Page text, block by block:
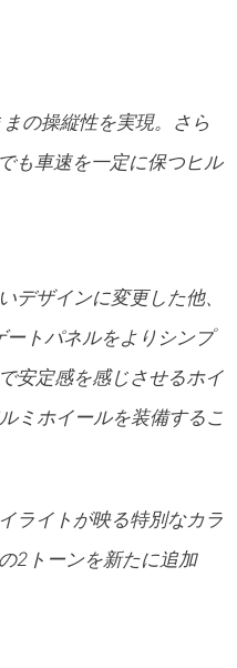
の操縦性を実現。さら
も車速を一定に保つヒル
デザインに変更した他、
ートパネルをよりシンプ
安定感を感じさせるホイ
ミホイールを装備するこ
ライトが映る特別なカラ
2トーンを新たに追加